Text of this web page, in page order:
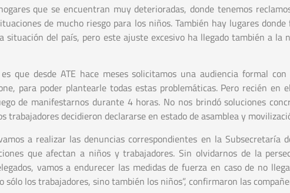
que se encuentran muy deterioradas, donde tenemos
de mucho riesgo para los niños. También hay lugares
situación del país, pero este ajuste excesivo ha llegado también a la
que desde ATE hace meses solicitamos una audiencia formal
para poder plantearle todas estas problemáticas. Pero recién en
de manifestarnos durante 4 horas. No nos brindó soluciones
trabajadores decidieron declararse en estado de asamblea y
a realizar las denuncias correspondientes en la Subsecretaría
que afectan a niños y trabajadores. Sin olvidarnos de la
vamos a endurecer las medidas de fuerza en caso de no
sólo los trabajadores, sino también los niños”, confirmaron las